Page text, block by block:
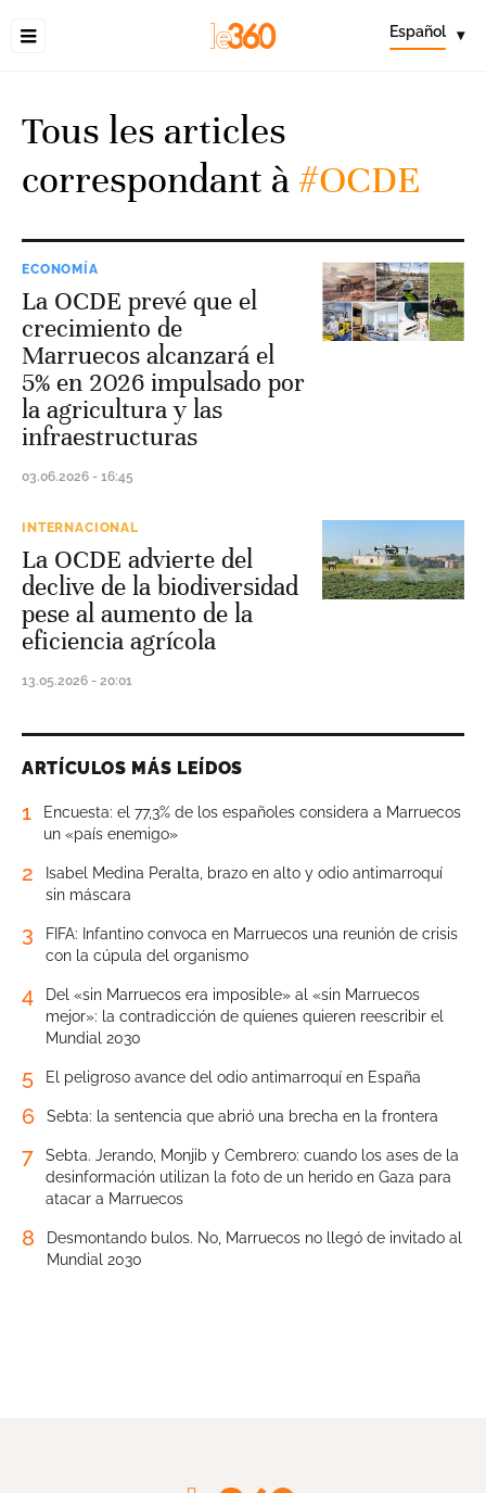
Español ▾
Tous les articles
correspondant à#OCDE
ECONOMÍA
La OCDE prevé que el
crecimiento de
Marruecos alcanzará el
5% en 2026 impulsado por
la agricultura y las
infraestructuras
03.06.2026 - 16:45
INTERNACIONAL
La OCDE advierte del
declive de la biodiversidad
pese al aumento de la
eficiencia agrícola
13.05.2026 - 20:01
ARTÍCULOS MÁS LEÍDOS
1
Encuesta: el 77,3% de los españoles considera a Marruecos
un «país enemigo»
2
Isabel Medina Peralta, brazo en alto y odio antimarroquí
sin máscara
3
FIFA: Infantino convoca en Marruecos una reunión de crisis
con la cúpula del organismo
4
Del «sin Marruecos era imposible» al «sin Marruecos
mejor»: la contradicción de quienes quieren reescribir el
Mundial 2030
5 El peligroso avance del odio antimarroquí en España
6 Sebta: la sentencia que abrió una brecha en la frontera
7
Sebta. Jerando, Monjib y Cembrero: cuando los ases de la
desinformación utilizan la foto de un herido en Gaza para
atacar a Marruecos
8
Desmontando bulos. No, Marruecos no llegó de invitado al
Mundial 2030